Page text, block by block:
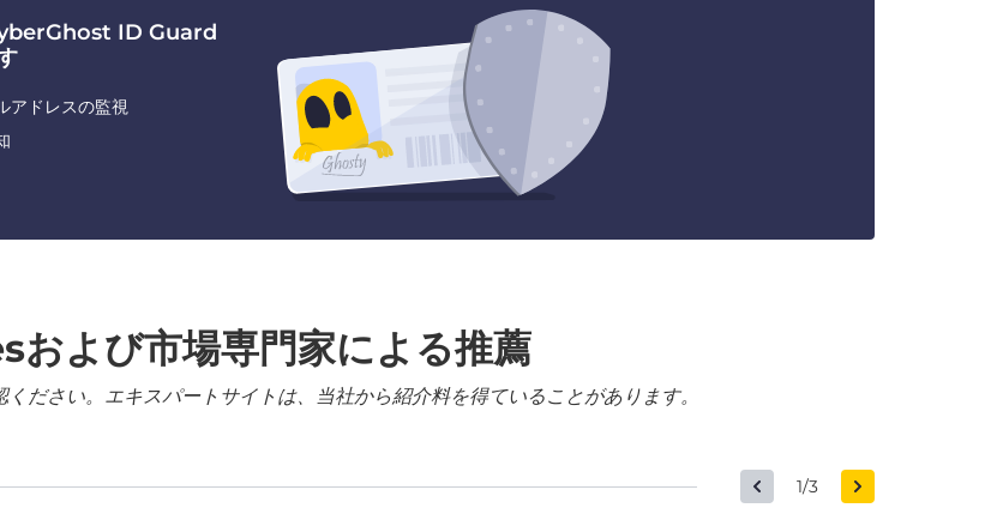
ID Guard
アドレスの監視
よび市場専門家による推薦
ださい。エキスパートサイトは、当社から紹介料を得ていることがあります。
1/3